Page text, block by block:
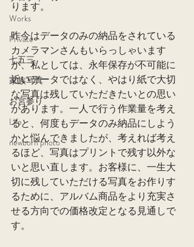
Works
Private
七五三
家族写真
お宮参り
Life
newborn photo
ります。
昨今はデータのみの納品をされている
カメラマンさんもいらっしゃいます
が、私としては、永年保存が不可能に
近いデータではなく、やはり紙で大切
な写真は残していただきたいとの思い
があります。一人で行う作業量を考え
ると、何度もデータのみ納品にしよう
かと悩んできましたが、考えれば考え
るほど、写真はプリントで残す以外な
いと思い直します。お客様に、一生大
切に残していただける写真をお作りす
るために、アルバム商品をより充実さ
せる方向での価格改定となる見通しで
す。